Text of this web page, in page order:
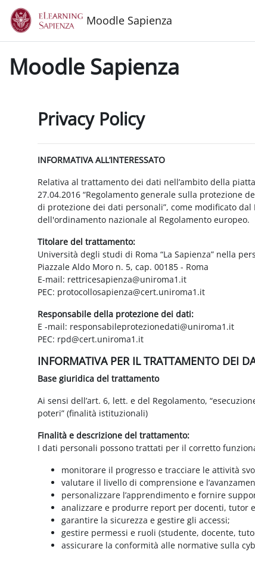
Vai al contenuto principale
Moodle Sapienza
Moodle Sapienza
Privacy Policy
INFORMATIVA ALL’INTERESSATO
Relativa al trattamento dei dati nell’ambito della
27.04.2016 “Regolamento generale sulla protezione
di protezione dei dati personali”, come modificato
dell'ordinamento nazionale al Regolamento europeo.
Titolare del trattamento:
Università degli studi di Roma “La Sapienza” nella
Piazzale Aldo Moro n. 5, cap. 00185 - Roma
E-mail: rettricesapienza@uniroma1.it
PEC: protocollosapienza@cert.uniroma1.it
Responsabile della protezione dei dati:
E -mail: responsabileprotezionedati@uniroma1.it
PEC: rpd@cert.uniroma1.it
INFORMATIVA PER IL TRATTAMENTO DEI
Base giuridica del trattamento
Ai sensi dell’art. 6, lett. e del Regolamento,
poteri” (finalità istituzionali)
Finalità e descrizione del trattamento:
I dati personali possono trattati per il corretto
monitorare il progresso e tracciare le attività
valutare il livello di comprensione e
personalizzare l’apprendimento e fornire
analizzare e produrre report per docenti, tutor
garantire la sicurezza e gestire gli accessi;
gestire permessi e ruoli (studente, docente,
assicurare la conformità alle normative sulla